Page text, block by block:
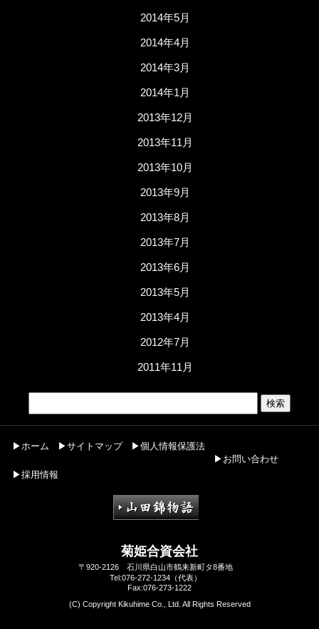
2014年5月
2014年4月
2014年3月
2014年1月
2013年12月
2013年11月
2013年10月
2013年9月
2013年8月
2013年7月
2013年6月
2013年5月
2013年4月
2012年7月
2011年11月
▶ホーム ▶サイトマップ
▶個人情報保護法
▶お問い合わせ
▶採用情報
菊姫合資会社
〒920-2126 石川県白山市鶴来新町タ8番地
Tel:076-272-1234（代表）
Fax:076-273-1222
(C) Copyright Kikuhime Co., Ltd. All Rights Reserved